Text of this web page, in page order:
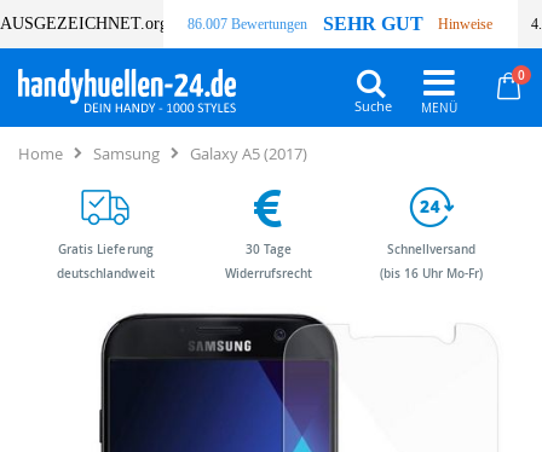
AUSGEZEICHNET.org 86.007 Bewertungen SEHR GUT Hinweise
0
Suche
Home Samsung Galaxy A5 (2017)
Gratis Lieferung
deutschlandweit
30 Tage
Widerrufsrecht
Schnellversand
(bis 16 Uhr Mo-Fr)